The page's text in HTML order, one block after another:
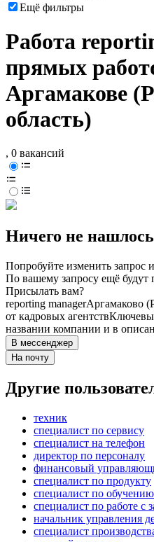
Ещё фильтры
Работа
прямых
Аргамакове
область)
, 0 вакансий
Ничего не нашлось
Попробуйте изменить запрос
По вашему запросу ещё будут
Присылать вам?
reporting managerАргамаково
от кадровых агентств
названии компании и в
В мессенджер
На почту
Другие
техник
специалист по сервису
специалист на телефон
директор по персоналу
финансовый
специалист по продукту
специалист по
специалист по работе с
начальник управления
специалист